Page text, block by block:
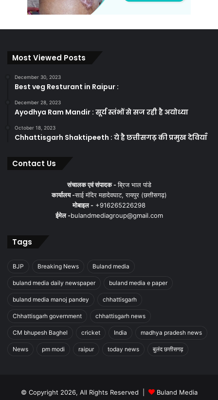
Most Viewed Posts
December 30, 2023
Best veg Resturant in Raipur :
December 28, 2023
Ayodhya Ram Mandir : सूर्य स्तंभों से सज रही है अयोध्या
October 18, 2023
Chhattisgarh Shaktipeeth : ये है छत्तीसगढ़ की प्रमुख देवियाँ
Contact Us
संचालक एवं संपादक -ब्रिज भाल पांडे
कार्यालय -साई मंदिर महादेवघाट, रायपुर (छत्तीसगढ़)
मोबाइल - +916265226298
ईमेल -bulandmediagroup@gmail.com
Tags
BJP Breaking News Buland media
buland media daily newspaper buland media e paper
buland media manoj pandey chhattisgarh
Chhattisgarh government chhattisgarh news
CM bhupesh Baghel cricket India madhya pradesh news
News pm modi raipur today news बुलंद छत्तीसगढ़
© Copyright 2026, All Rights Reserved | Buland Media